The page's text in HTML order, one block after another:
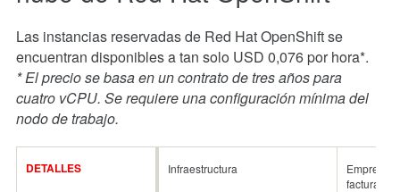
Las instancias reservadas de Red Hat OpenShift se
encuentran disponibles a tan solo USD 0,076 por hora*.
* El precio se basa en un contrato de tres años para
cuatro vCPU. Se requiere una configuración mínima del
nodo de trabajo.
DETALLES Infraestructura
Empresa
facturación